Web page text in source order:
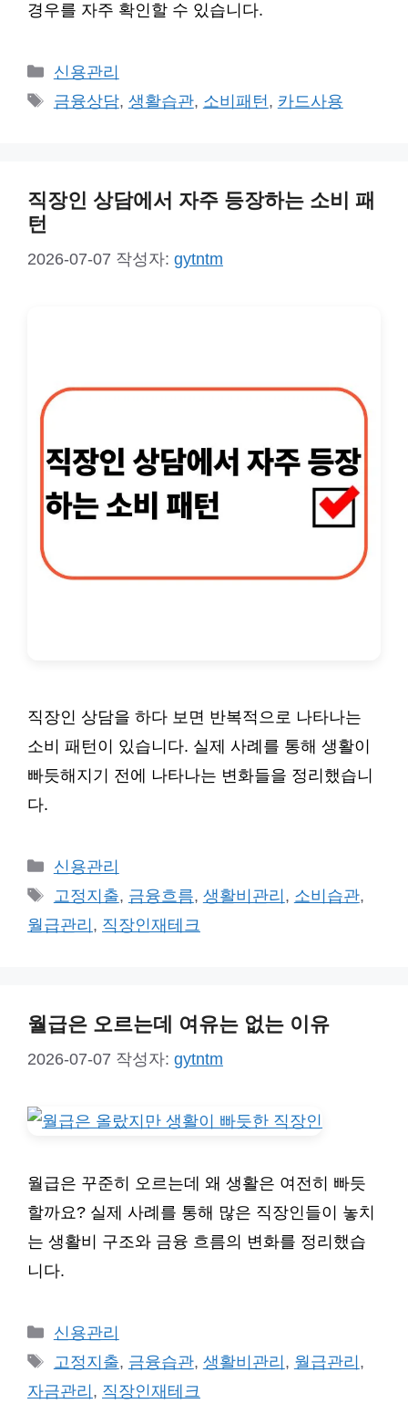
경우를 자주 확인할 수 있습니다.
카
테
신용관리
태
금융상담, 생활습관, 소비패턴, 카드사용
직장인 상담에서 자주 등장하는 소비 패
턴
2026-07-07 작성자: gytntm
직장인 상담을 하다 보면 반복적으로 나타나는
소비 패턴이 있습니다. 실제 사례를 통해 생활이
빠듯해지기 전에 나타나는 변화들을 정리했습니
다.
카
테
리
신용관리
태
그
고정지출, 금융흐름, 생활비관리 , 소비습관,
월급관리 , 직장인재테크
월급은 오르는데 여유는 없는 이유
2026-07-07 작성자: gytntm
월급은 꾸준히 오르는데 왜 생활은 여전히 빠듯
할까요? 실제 사례를 통해 많은 직장인들이 놓치
는 생활비 구조와 금융 흐름의 변화를 정리했습
니다.
카
테
리
신용관리
태
그
고정지출, 금융습관, 생활비관리 , 월급관리 ,
자금관리 , 직장인재테크